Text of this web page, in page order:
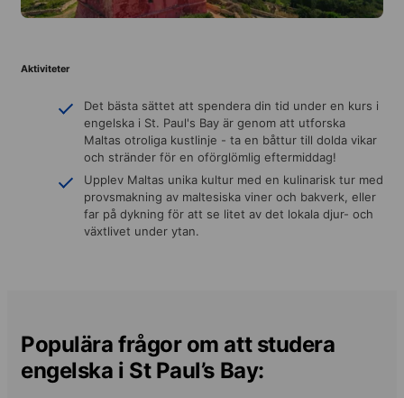
Aktiviteter
Det bästa sättet att spendera din tid under en kurs i
engelska i St. Paul's Bay är genom att utforska
Maltas otroliga kustlinje - ta en båttur till dolda vikar
och stränder för en oförglömlig eftermiddag!
Upplev Maltas unika kultur med en kulinarisk tur med
provsmakning av maltesiska viner och bakverk, eller
far på dykning för att se litet av det lokala djur- och
växtlivet under ytan.
Populära frågor om att studera
engelska i St Paul’s Bay: